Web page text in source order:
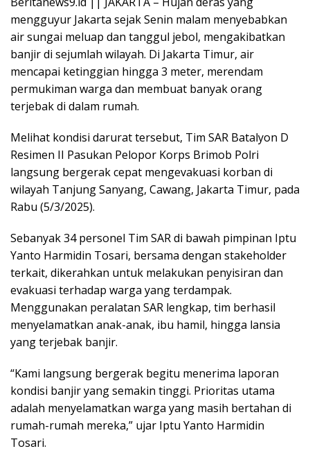
mengguyur Jakarta sejak Senin malam menyebabkan
air sungai meluap dan tanggul jebol, mengakibatkan
banjir di sejumlah wilayah. Di Jakarta Timur, air
mencapai ketinggian hingga 3 meter, merendam
permukiman warga dan membuat banyak orang
terjebak di dalam rumah.
Melihat kondisi darurat tersebut, Tim SAR Batalyon D
Resimen II Pasukan Pelopor Korps Brimob Polri
langsung bergerak cepat mengevakuasi korban di
wilayah Tanjung Sanyang, Cawang, Jakarta Timur, pada
Rabu (5/3/2025).
Sebanyak 34 personel Tim SAR di bawah pimpinan Iptu
Yanto Harmidin Tosari, bersama dengan stakeholder
terkait, dikerahkan untuk melakukan penyisiran dan
evakuasi terhadap warga yang terdampak.
Menggunakan peralatan SAR lengkap, tim berhasil
menyelamatkan anak-anak, ibu hamil, hingga lansia
yang terjebak banjir.
“Kami langsung bergerak begitu menerima laporan
kondisi banjir yang semakin tinggi. Prioritas utama
adalah menyelamatkan warga yang masih bertahan di
rumah-rumah mereka,” ujar Iptu Yanto Harmidin
Tosari.